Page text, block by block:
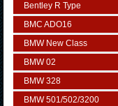
Bentley R Type
BMC ADO16
BMW New Class
BMW 02
BMW 328
BMW 501/502/3200